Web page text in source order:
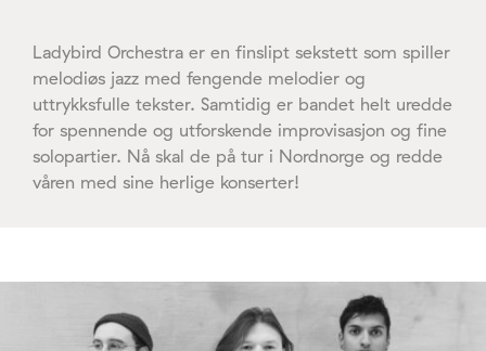
Ladybird Orchestra er en finslipt sekstett som spiller
melodiøs jazz med fengende melodier og
uttrykksfulle tekster. Samtidig er bandet helt uredde
for spennende og utforskende improvisasjon og fine
solopartier. Nå skal de på tur i Nordnorge og redde
våren med sine herlige konserter!